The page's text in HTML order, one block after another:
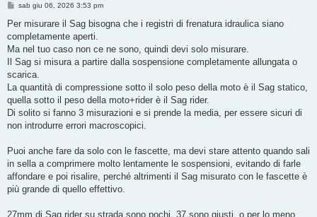
M
s
a
g
i
o
sab giu 06, 2026 3:53 pm
Per misurare il Sag bisogna che i registri di frenatura idraulica siano
completamente aperti.
Ma nel tuo caso non ce ne sono, quindi devi solo misurare.
Il Sag si misura a partire dalla sospensione completamente allungata o
scarica.
La quantità di compressione sotto il solo peso della moto è il Sag statico,
quella sotto il peso della moto+rider è il Sag rider.
Di solito si fanno 3 misurazioni e si prende la media, per essere sicuri di
non introdurre errori macroscopici.
Puoi anche fare da solo con le fascette, ma devi stare attento quando sali
in sella a comprimere molto lentamente le sospensioni, evitando di farle
affondare e poi risalire, perché altrimenti il Sag misurato con le fascette è
più grande di quello effettivo.
27mm di Sag rider su strada sono pochi, 37 sono giusti, o per lo meno